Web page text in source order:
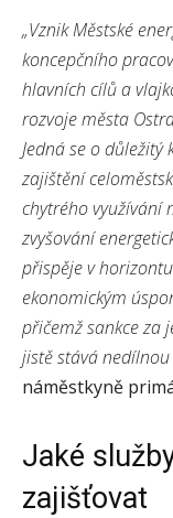
„Vznik Městské
koncepčního
hlavních cílů a
rozvoje města
Jedná se o
zajištění
chytrého využívání
zvyšování
přispěje v
ekonomickým
přičemž sankce za
jistě stává nedílnou
náměstkyně
Jaké
zajišťovat